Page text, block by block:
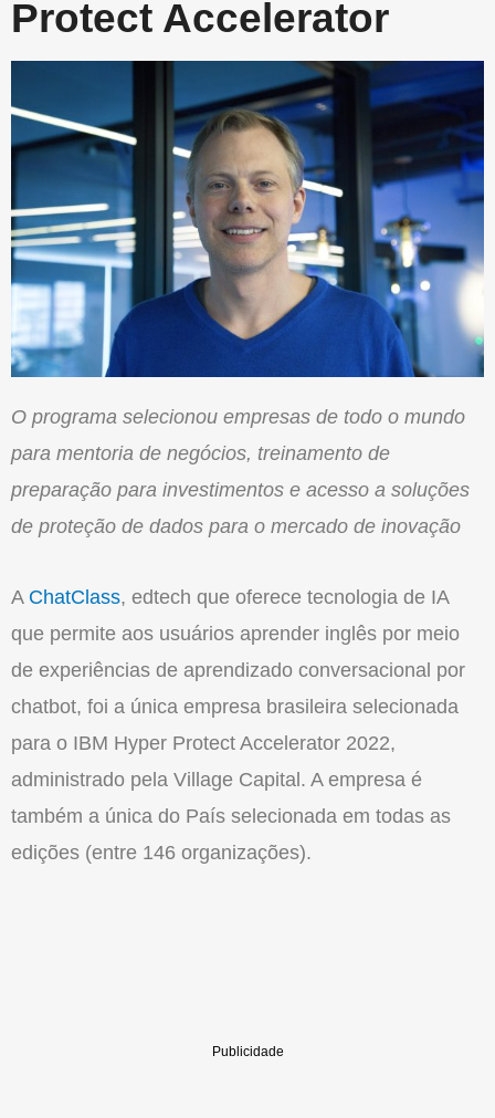
Protect Accelerator
O programa selecionou empresas de todo o mundo
para mentoria de negócios, treinamento de
preparação para investimentos e acesso a soluções
de proteção de dados para o mercado de inovação
A ChatClass, edtech que oferece tecnologia de IA
que permite aos usuários aprender inglês por meio
de experiências de aprendizado conversacional por
chatbot, foi a única empresa brasileira selecionada
para o IBM Hyper Protect Accelerator 2022,
administrado pela Village Capital. A empresa é
também a única do País selecionada em todas as
edições (entre 146 organizações).